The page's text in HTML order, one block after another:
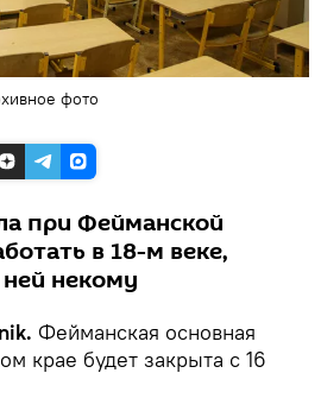
фото
при Фейманской
в 18-м веке,
ней некому
Фейманская основная
крае будет закрыта с 16